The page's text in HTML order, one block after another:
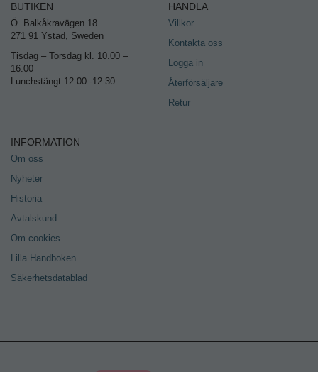
BUTIKEN
Ö. Balkåkravägen 18
271 91 Ystad, Sweden
Tisdag – Torsdag kl. 10.00 –
16.00
Lunchstängt 12.00 -12.30
HANDLA
Villkor
Kontakta oss
Logga in
Återförsäljare
Retur
INFORMATION
Om oss
Nyheter
Historia
Avtalskund
Om cookies
Lilla Handboken
Säkerhetsdatablad